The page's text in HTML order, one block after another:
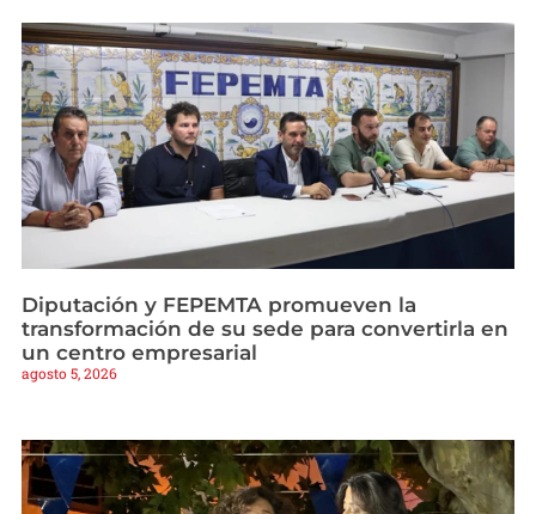
Diputación y FEPEMTA promueven la
transformación de su sede para convertirla en
un centro empresarial
agosto 5, 2026